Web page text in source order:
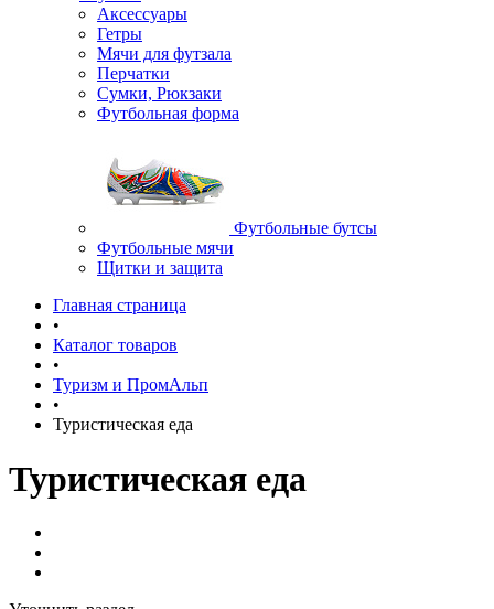
Аксессуары
Гетры
Мячи для футзала
Перчатки
Сумки, Рюкзаки
Футбольная форма
Футбольные бутсы
Футбольные мячи
Щитки и защита
Главная страница
•
Каталог товаров
•
Туризм и ПромАльп
•
Туристическая еда
Туристическая еда